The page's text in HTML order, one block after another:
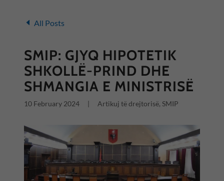
All Posts
SMIP: GJYQ HIPOTETIK
SHKOLLË-PRIND DHE
SHMANGIA E MINISTRISË
10 February 2024 | Artikuj të drejtorisë, SMIP